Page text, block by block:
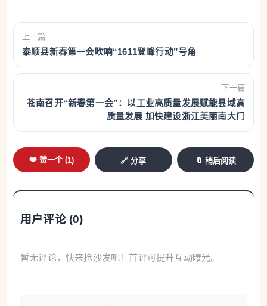
上一篇
泰顺县新春第一会吹响“1611登峰行动”号角
下一篇
苍南召开“新春第一会”：以工业高质量发展赋能县域高
质量发展 加快建设浙江美丽南大门
❤️ 赞一个 (1) 🔗 分享 🔖 稍后阅读
用户评论 (0)
暂无评论，快来抢沙发吧！首评可提升互动曝光。